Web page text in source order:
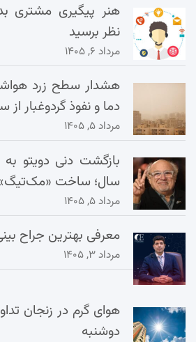
هنر پیگیری مشتری
نظر برسید
مرداد ۶, ۱۴۰۵
هشدار سطح زرد
دما و نفوذ گردوغبار
مرداد ۵, ۱۴۰۵
سال؛ ساخت «مک‌تیگ»
مرداد ۵, ۱۴۰۵
معرفی بهترین جراح
مرداد ۳, ۱۴۰۵
هوای گرم در زنجان
دوشنبه